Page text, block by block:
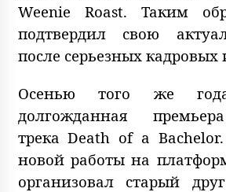
Weenie Roast. Таким
подтвердил свою
после серьезных
Осенью того же года
долгожданная
трека Death of a
новой работы на
организовал старый